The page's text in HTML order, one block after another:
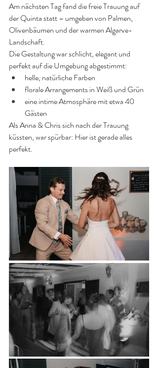
Am nächsten Tag fand die freie Trauung auf
der Quinta statt – umgeben von Palmen,
Olivenbäumen und der warmen Algarve-
Landschaft.
Die Gestaltung war schlicht, elegant und
perfekt auf die Umgebung abgestimmt:
helle, natürliche Farben
florale Arrangements in Weiß und Grün
eine intime Atmosphäre mit etwa 40
Gästen
Als Anna & Chris sich nach der Trauung
küssten, war spürbar: Hier ist gerade alles
perfekt.